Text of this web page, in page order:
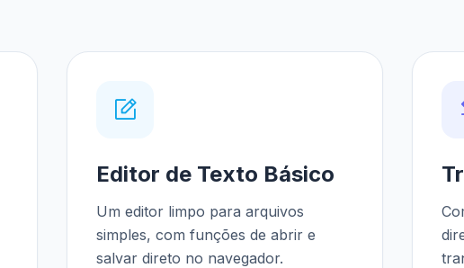
Editor de Texto Básico
Um editor limpo para arquivos
simples, com funções de abrir e
salvar direto no navegador.